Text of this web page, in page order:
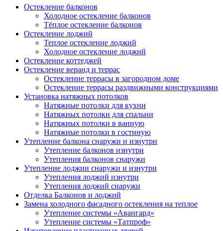
Остекление балконов
Холодное остекление балконов
Тёплое остекление балконов
Остекление лоджий
Теплое остекление лоджий
Холодное остекление лоджий
Остекление коттеджей
Остекление веранд и террас
Остекление террасы в загородном доме
Остекление террасы раздвижными конструкциями
Установка натяжных потолков
Натяжные потолки для кухни
Натяжных потолки для спальни
Натяжных потолки в ванную
Натяжные потолки в гостиную
Утепление балкона снаружи и изнутри
Утепление балконов изнутри
Утепления балконов снаружи
Утепление лоджии снаружи и изнутри
Утепления лоджий изнутри
Утепления лоджий снаружи
Отделка Балконов и лоджий
Замена холодного фасадного остекления на теплое
Утепление системы «Авангард»
Утепление системы «Татпроф»